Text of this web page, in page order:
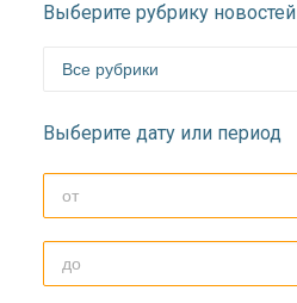
Выберите рубрику новостей
Выберите дату или период